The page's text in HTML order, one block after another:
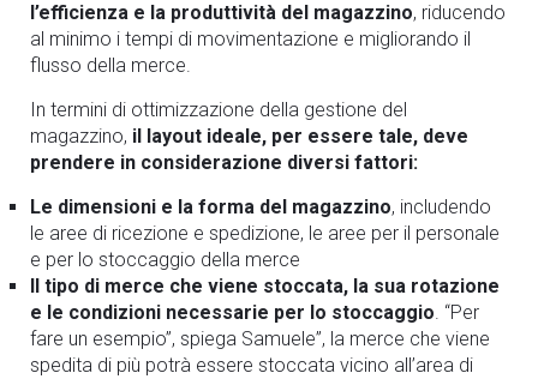
l’efficienza e la produttività del magazzino, riducendo
al minimo i tempi di movimentazione e migliorando il
flusso della merce.
In termini di ottimizzazione della gestione del
magazzino, il layout ideale, per essere tale, deve
prendere in considerazione diversi fattori:
Le dimensioni e la forma del magazzino, includendo
le aree di ricezione e spedizione, le aree per il personale
e per lo stoccaggio della merce
Il tipo di merce che viene stoccata, la sua rotazione
e le condizioni necessarie per lo stoccaggio. “Per
fare un esempio”, spiega Samuele”, la merce che viene
spedita di più potrà essere stoccata vicino all’area di